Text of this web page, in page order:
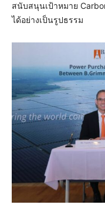
สนับสนุนเป้าหมาย
ได้อย่างเป็นรูปธรรม